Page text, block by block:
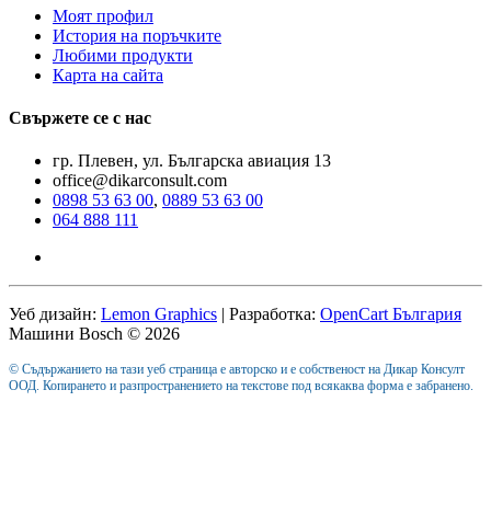
Моят профил
История на поръчките
Любими продукти
Карта на сайта
Свържете се с нас
гр. Плевен, ул. Българска авиация 13
office@dikarconsult.com
0898 53 63 00, 0889 53 63 00
064 888 111
Уеб дизайн: Lemon Graphics | Разработка: OpenCart България
Машини Bosch © 2026
© Съдържанието на тази уеб страница е авторско и е собственост на Дикар Консулт
ООД. Копирането и разпространението на текстове под всякаква форма е забранено.